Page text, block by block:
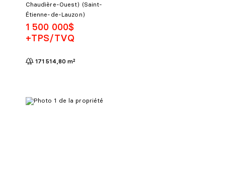
Chaudière-Ouest) (Saint-
Étienne-de-Lauzon)
1 500 000$
+TPS/TVQ
171 514,80 m²